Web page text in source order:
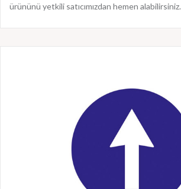
ürününü yetkili satıcımızdan hemen alabilirsiniz.